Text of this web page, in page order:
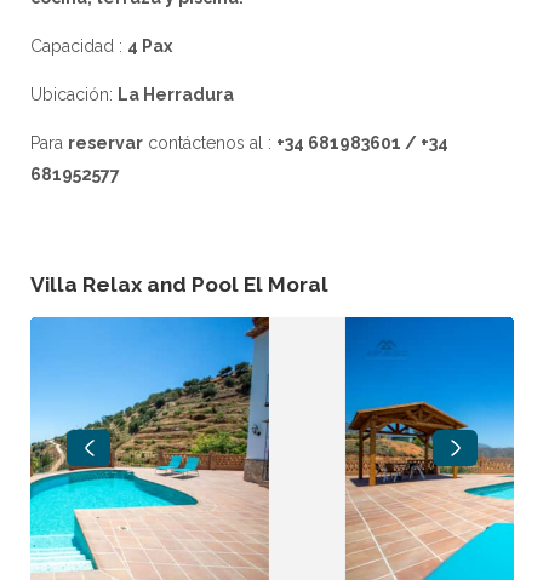
Capacidad : 4 Pax
Ubicación: La Herradura
Para reservarcontáctenos al : +34 681983601 / +34
681952577
Villa Relax and Pool El Moral